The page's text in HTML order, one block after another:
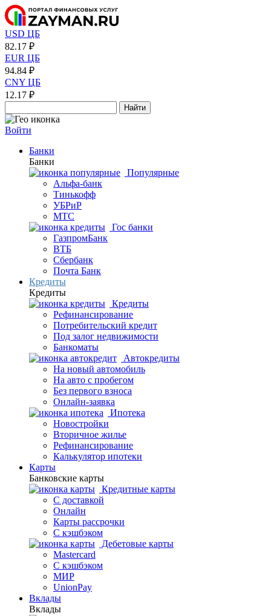
USD ЦБ
82.17 ₽
EUR ЦБ
94.84 ₽
CNY ЦБ
12.17 ₽
Найти
Войти
Банки
Банки
Популярные
Альфа-банк
Тинькофф
УБРиР
МТС
Гос банки
ГазпромБанк
ВТБ
Сбербанк
Почта Банк
Кредиты
Кредиты
Кредиты
Рефинансирование
Потребительский кредит
Под залог недвижимости
Банкоматы
Автокредиты
На новый автомобиль
На авто с пробегом
Без первого взноса
Онлайн-заявка
Ипотека
Новостройки
Вторичное жилье
Рефинансирование
Калькулятор ипотеки
Карты
Банковские карты
Кредитные карты
С доставкой
Онлайн
Карты рассрочки
С кэшбэком
Дебетовые карты
Mastercard
С кэшбэком
МИР
UnionPay
Вклады
Вклады